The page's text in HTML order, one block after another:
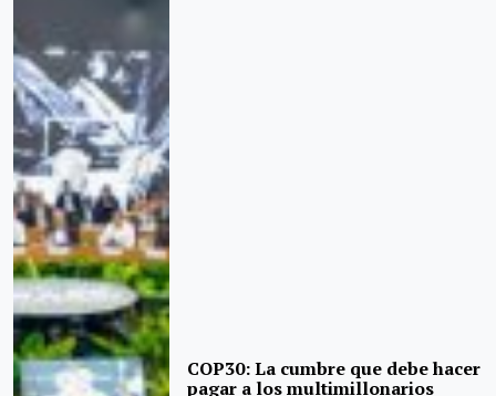
COP30: La cumbre que debe hacer
pagar a los multimillonarios